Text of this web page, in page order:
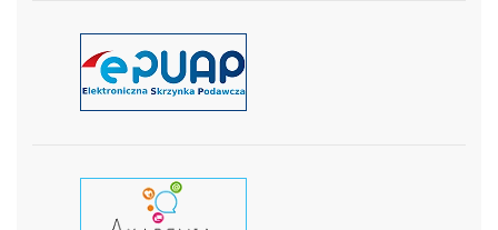
czytaj więcej